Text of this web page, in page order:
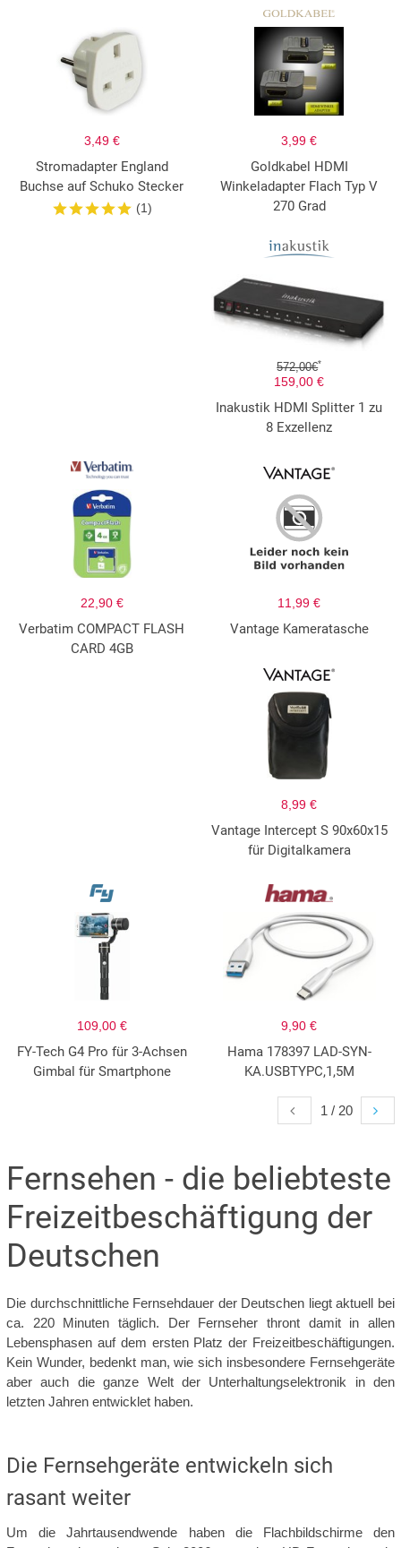
3,49 €
Stromadapter England
Buchse auf Schuko Stecker
(1)
3,99 €
Goldkabel HDMI
Winkeladapter Flach Typ V
270 Grad
572,00€*
159,00 €
Inakustik HDMI Splitter 1 zu
8 Exzellenz
22,90 €
Verbatim COMPACT FLASH
CARD 4GB
11,99 €
Vantage Kameratasche
8,99 €
Vantage Intercept S 90x60x15
für Digitalkamera
109,00 €
FY-Tech G4 Pro für 3-Achsen
Gimbal für Smartphone
9,90 €
Hama 178397 LAD-SYN-
KA.USBTYPC,1,5M
1 / 20
Fernsehen - die beliebteste
Freizeitbeschäftigung der
Deutschen
Die durchschnittliche Fernsehdauer der Deutschen liegt aktuell bei
ca. 220 Minuten täglich. Der Fernseher thront damit in allen
Lebensphasen auf dem ersten Platz der Freizeitbeschäftigungen.
Kein Wunder, bedenkt man, wie sich insbesondere Fernsehgeräte
aber auch die ganze Welt der Unterhaltungselektronik in den
letzten Jahren entwicklet haben.
Die Fernsehgeräte entwickeln sich
rasant weiter
Um die Jahrtausendwende haben die Flachbildschirme den